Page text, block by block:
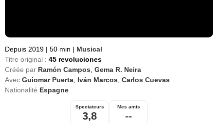
Depuis 2019 | 50 min | Musical
Titre original : 45 revoluciones
Créée par Ramón Campos Gema R. Neira
Avec Guiomar Puerta Iván Marcos Carlos Cuevas
Nationalité Espagne
Spectateurs
3,8
Mes amis
--